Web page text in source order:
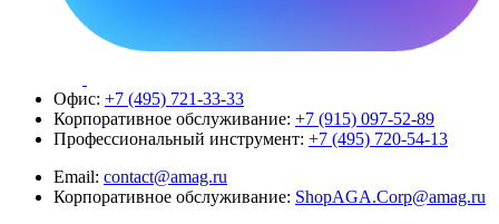
Офис: +7 (495) 721-33-33
Корпоративное обслуживание: +7 (915) 097-52-89
Профессиональный инструмент: +7 (495) 720-54-13
Email: contact@amag.ru
Корпоративное обслуживание: ShopAGA.Corp@amag.ru